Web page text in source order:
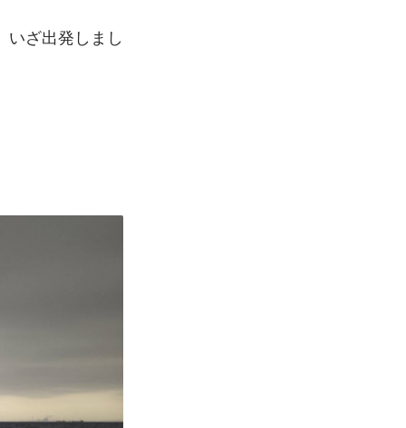
いざ出発しまし